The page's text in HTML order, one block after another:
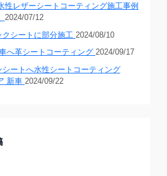
性レザーシートコーティング施工事例
2024/07/12
シートに部分施工 2024/08/10
へ革シートコーティング 2024/09/17
シートへ水性シートコーティング
新車 2024/09/22